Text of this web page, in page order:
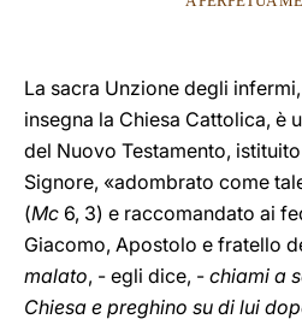
La sacra Unzione degli
insegna la Chiesa Cattolica, è
del Nuovo Testamento,
Signore, «adombrato come
(Mc 6, 3) e raccomandato ai
Giacomo, Apostolo e fratello
malato, - egli dice, - chiami a
Chiesa e preghino su di lui